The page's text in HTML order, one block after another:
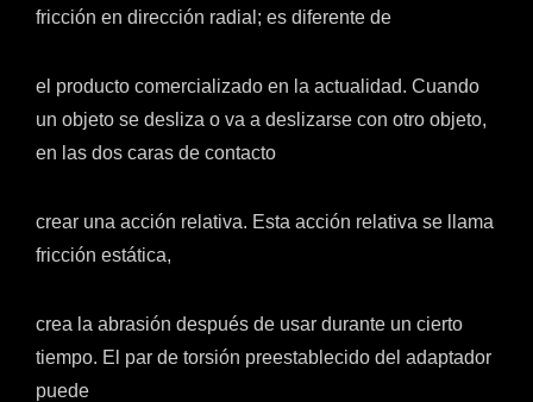
fricción en dirección radial; es diferente de
el producto comercializado en la actualidad. Cuando
un objeto se desliza o va a deslizarse con otro objeto,
en las dos caras de contacto
crear una acción relativa. Esta acción relativa se llama
fricción estática,
crea la abrasión después de usar durante un cierto
tiempo. El par de torsión preestablecido del adaptador
puede